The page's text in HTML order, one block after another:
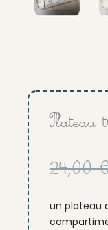
24,00
un plateau